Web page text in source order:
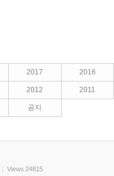
2017 2016
2012 2011
공지
Views 24815